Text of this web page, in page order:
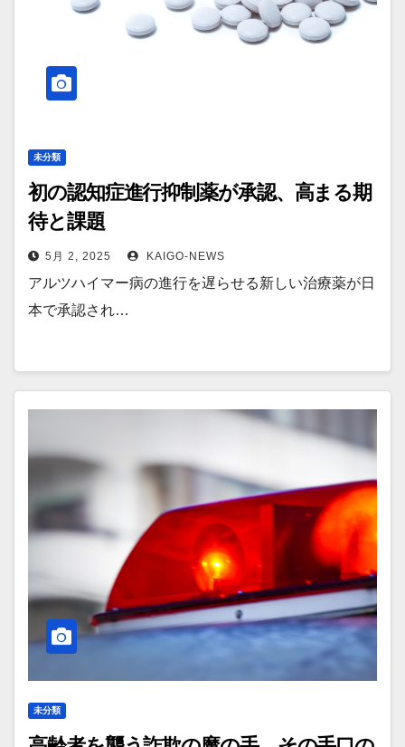
未分類
初の認知症進行抑制薬が承認、高まる期
待と課題
5月 2, 2025 KAIGO-NEWS
アルツハイマー病の進行を遅らせる新しい治療薬が日
本で承認され…
未分類